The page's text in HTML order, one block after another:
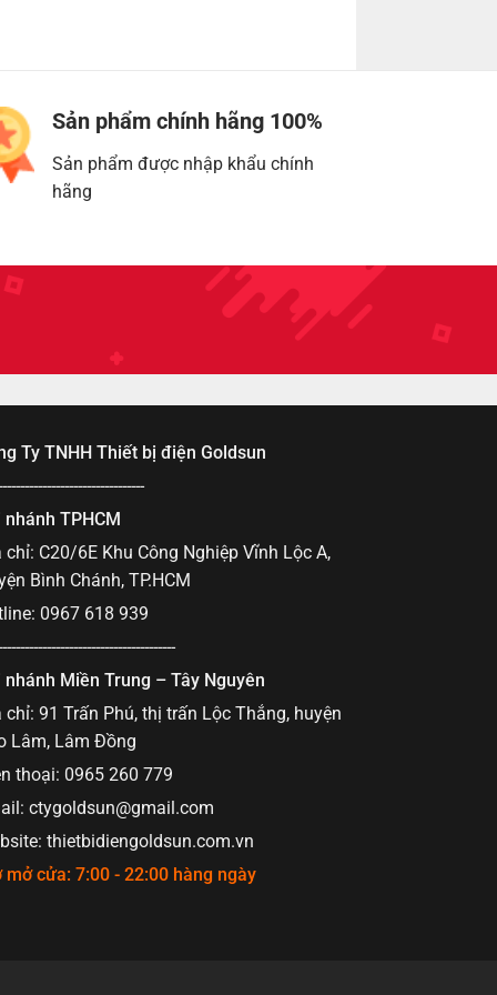
Sản phẩm chính hãng 100%
Sản phẩm được nhập khẩu chính
hãng
Ty TNHH Thiết bị điện Goldsun
nhánh TPHCM
C20/6E Khu Công Nghiệp Vĩnh Lộc A,
Bình Chánh, TP.HCM
0967 618 939
nhánh Miền Trung – Tây Nguyên
91 Trấn Phú, thị trấn Lộc Thắng, huyện
Lâm, Lâm Đồng
thoại: 0965 260 779
ctygoldsun@gmail.com
thietbidiengoldsun.com.vn
mở cửa: 7:00 - 22:00 hàng ngày